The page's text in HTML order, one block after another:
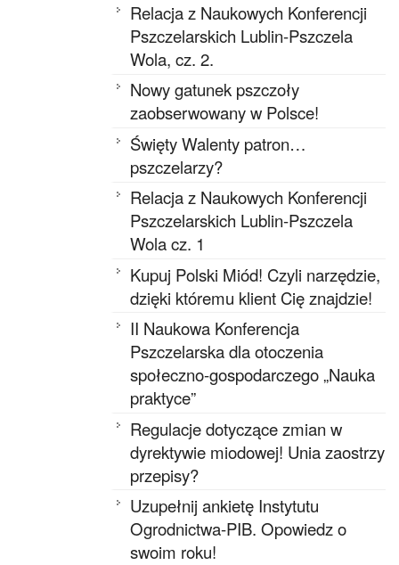
Relacja z Naukowych Konferencji
Pszczelarskich Lublin-Pszczela
Wola, cz. 2.
Nowy gatunek pszczoły
zaobserwowany w Polsce!
Święty Walenty patron…
pszczelarzy?
Relacja z Naukowych Konferencji
Pszczelarskich Lublin-Pszczela
Wola cz. 1
Kupuj Polski Miód! Czyli narzędzie,
dzięki któremu klient Cię znajdzie!
II Naukowa Konferencja
Pszczelarska dla otoczenia
społeczno-gospodarczego „Nauka
praktyce”
Regulacje dotyczące zmian w
dyrektywie miodowej! Unia zaostrzy
przepisy?
Uzupełnij ankietę Instytutu
Ogrodnictwa-PIB. Opowiedz o
swoim roku!